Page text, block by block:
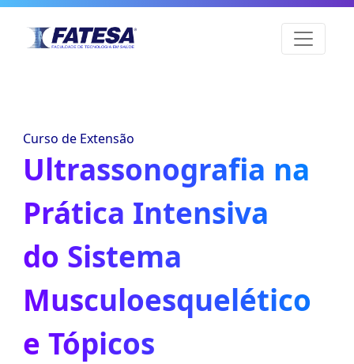
Curso de Extensão
Ultrassonografia na
Prática Intensiva
do Sistema
Musculoesquelético
e Tópicos